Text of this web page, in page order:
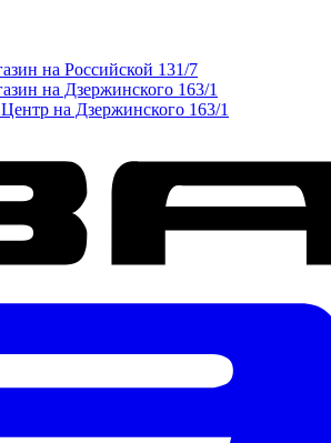
на Российской 131/7
на Дзержинского 163/1
на Дзержинского 163/1